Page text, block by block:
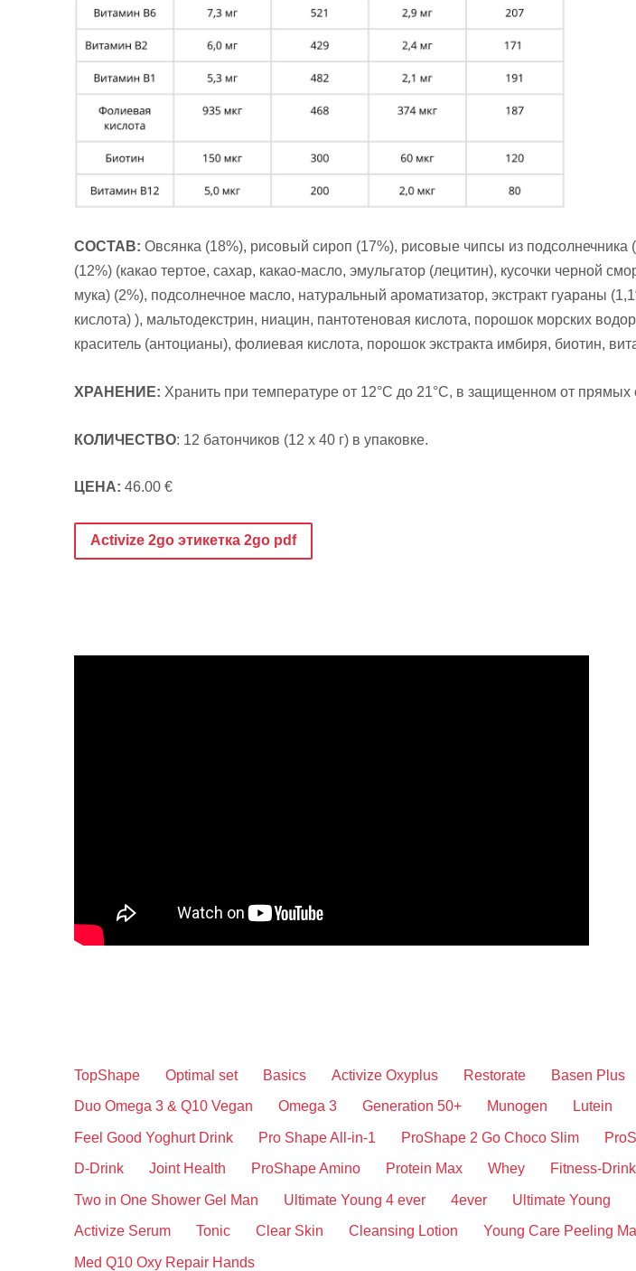
СОСТАВ: Овсянка (18%), рисовый сироп (17%), рисовые чипсы из подсолнечника
(12%) (какао тертое, сахар, какао-масло, эмульгатор (лецитин), кусочки черной
мука) (2%), подсолнечное масло, натуральный ароматизатор, экстракт гуараны
кислота) ), мальтодекстрин, ниацин, пантотеновая кислота, порошок морских
краситель (антоцианы), фолиевая кислота, порошок экстракта имбиря, биотин,
ХРАНЕНИЕ: Хранить при температуре от 12°С до 21°С, в защищенном от прямых
КОЛИЧЕСТВО: 12 батончиков (12 х 40 г) в упаковке.
ЦЕНА: 46.00 €
Activize 2go этикеткa 2go pdf
TopShape Optimal set Basics Activize Oxyplus Restorate Basen Plus
Duo Omega 3 & Q10 Vegan Omega 3 Generation 50+ Munogen Lutein
Feel Good Yoghurt Drink Pro Shape All-in-1 ProShape 2 Go Choco Slim
D-Drink Joint Health ProShape Amino Protein Max Whey Fitness-Drink
Two in One Shower Gel Man Ultimate Young 4 ever 4ever Ultimate Young
Activize Serum Tonic Clear Skin Cleansing Lotion Young Care Peeling
Med Q10 Oxy Repair Hands